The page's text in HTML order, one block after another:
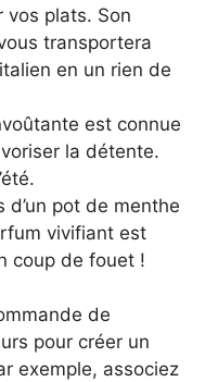
vos plats. Son
transportera
en un rien de
est connue
la détente.
d’un pot de menthe
vivifiant est
coup de fouet !
de
pour créer un
exemple, associez